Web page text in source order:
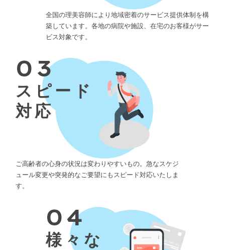
全国の理美容師により地域密着のサービス提供体制を構
築しています。各地の病院や施設、在宅のお客様がサー
ビス対象です。
03
スピード
対応
ご高齢者の心身の状況は変わりやすいもの。急なスケジ
ュール変更や突発的なご要望にもスピード対応いたしま
す。
04
様々な